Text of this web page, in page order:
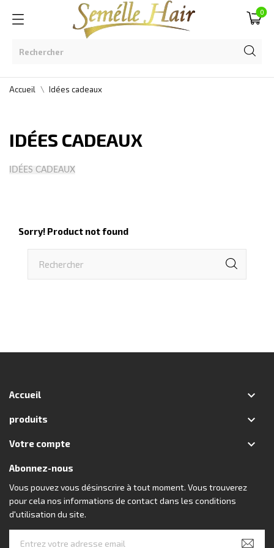
0
Accueil Idées cadeaux
IDÉES CADEAUX
IDÉES CADEAUX
Sorry! Product not found
Accueil 
produits 
Votre compte 
Abonnez-nous
Vous pouvez vous désinscrire à tout moment. Vous trouverez
pour cela nos informations de contact dans les conditions
d'utilisation du site.